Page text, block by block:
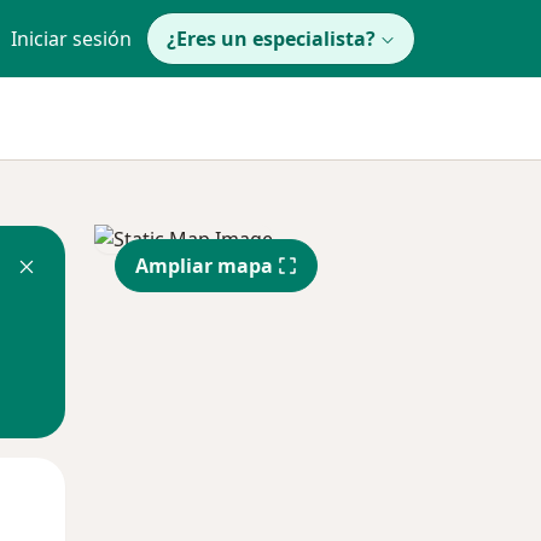
Iniciar sesión ¿Eres un especialista?
Ampliar mapa